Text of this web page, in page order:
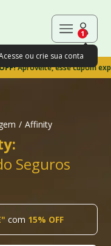
1
ou crie sua conta
esse cupom expira
/ Affinity
Seguros
" com 15% OFF